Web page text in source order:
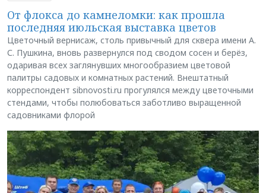
От флокса до камнеломки: как прошла
последняя июльская выставка цветов
Цветочный вернисаж, столь привычный для сквера имени А.
С. Пушкина, вновь развернулся под сводом сосен и берёз,
одаривая всех заглянувших многообразием цветовой
палитры садовых и комнатных растений. Внештатный
корреспондент sibnovosti.ru прогулялся между цветочными
стендами, чтобы полюбоваться заботливо выращенной
садовниками флорой